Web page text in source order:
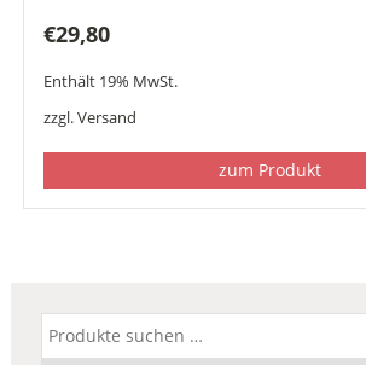
€29,80
Enthält 19% MwSt.
zzgl.Versand
zum Produkt
Suchen